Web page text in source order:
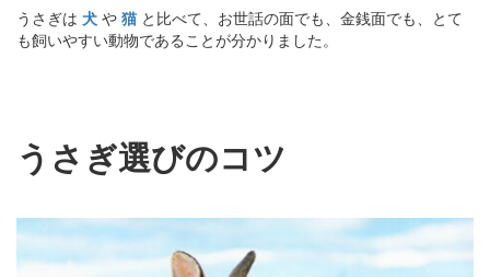
うさぎは 犬 や 猫 と比べて、お世話の面でも、金銭面でも、とて
も飼いやすい動物であることが分かりました。
うさぎ選びのコツ